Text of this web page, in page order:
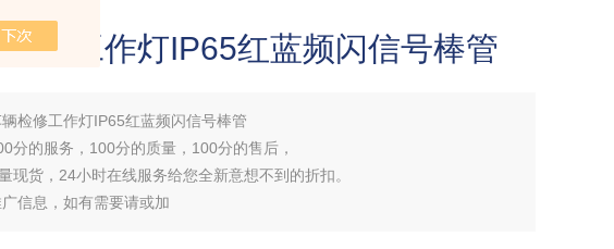
检修工作灯IP65红蓝频闪信号棒管
检修工作灯IP65红蓝频闪信号棒管
分的服务，100分的质量，100分的售后，
现货，24小时在线服务给您全新意想不到的折扣。
信息，如有需要请或加